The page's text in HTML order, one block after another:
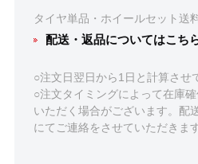
タイヤ単品・ホイールセット送
配送・返品についてはこち
○注文日翌日から1日と計算させ
○注文タイミングによって在庫
いただく場合がございます。配
にてご連絡をさせていただきます